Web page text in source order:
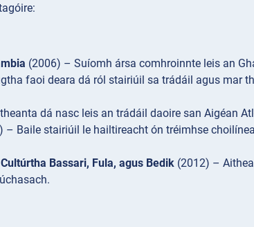
(2006) – Suíomh ársa comhroinnte leis an
faoi deara dá ról stairiúil sa trádáil agus mar
dá nasc leis an trádáil daoire san Aigéan
– Baile stairiúil le hailtireacht ón tréimhse
Bassari, Fula, agus Bedik (2012) –